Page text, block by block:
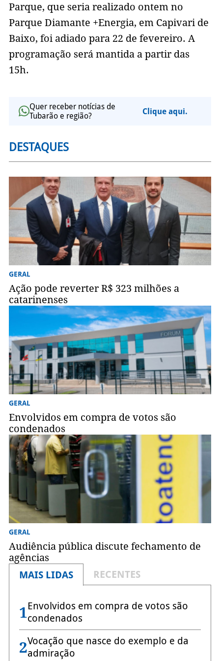
Parque, que seria realizado ontem no
Parque Diamante +Energia, em Capivari de
Baixo, foi adiado para 22 de fevereiro. A
programação será mantida a partir das
15h.
Quer receber notícias de
Tubarão e região?
Clique aqui.
DESTAQUES
GERAL
Ação pode reverter R$ 323 milhões a
catarinenses
GERAL
Envolvidos em compra de votos são
condenados
GERAL
Audiência pública discute fechamento de
agências
MAIS LIDAS
RECENTES
1Envolvidos em compra de votos são
condenados
2Vocação que nasce do exemplo e da
admiração